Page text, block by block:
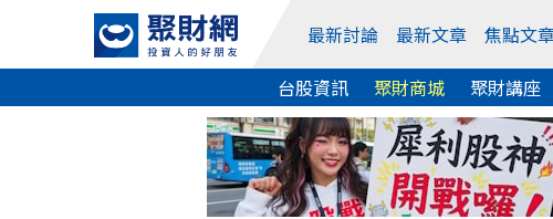
最新討論 最新文章 焦點文
台股資訊
聚財商城 聚財講座